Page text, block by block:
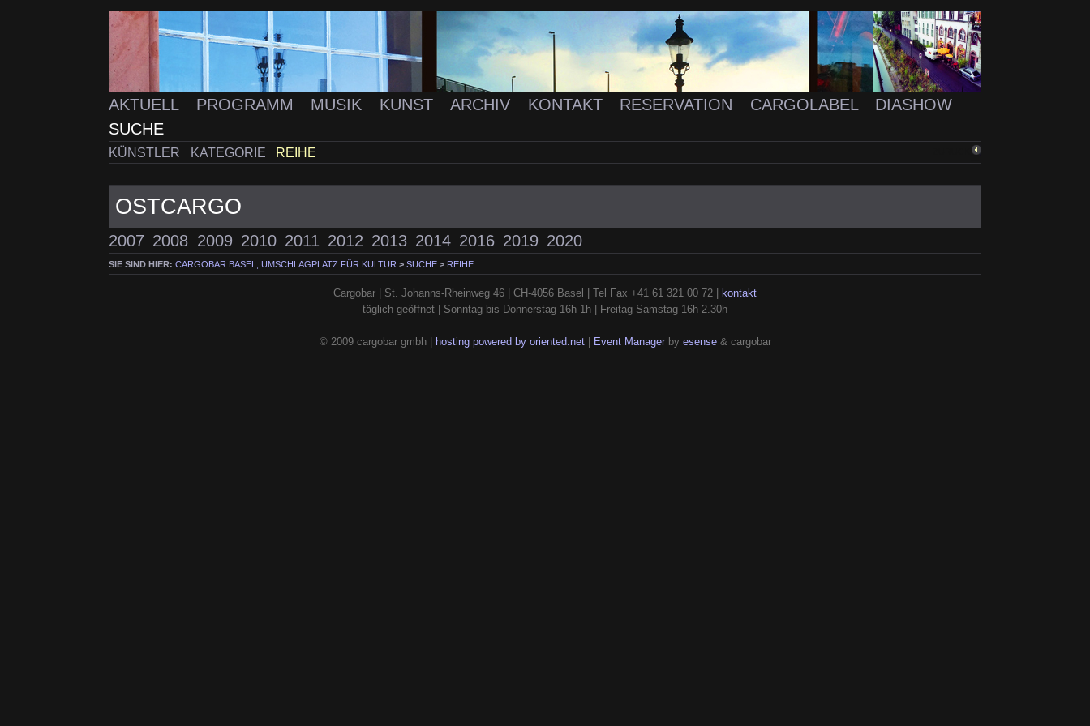
AKTUELL PROGRAMM MUSIK KUNST ARCHIV KONTAKT RESERVATION CARGOLABEL
DIASHOW
SUCHE
KÜNSTLER KATEGORIE REIHE
OSTCARGO
2007 2008 2009 2010 2011 2012 2013 2014 2016 2019 2020
SIE SIND HIER:CARGOBAR BASEL, UMSCHLAGPLATZ FÜR KULTUR >SUCHE > REIHE
Cargobar | St. Johanns-Rheinweg 46 | CH-4056 Basel | Tel Fax +41 61 321 00 72 |
kontakt
täglich geöffnet | Sonntag bis Donnerstag 16h-1h | Freitag Samstag 16h-2.30h
© 2009 cargobar gmbh | hosting powered by oriented.net| Event Managerby esense& cargobar